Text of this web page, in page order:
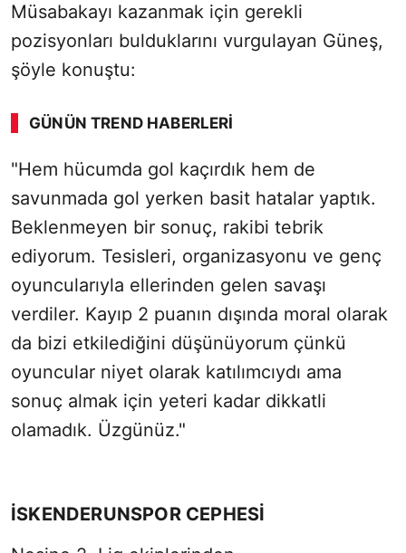
Müsabakayı kazanmak için gerekli
pozisyonları bulduklarını vurgulayan Güneş,
şöyle konuştu:
GÜNÜN TREND HABERLERI
00:02 / 09:08
"Hem hücumda gol kaçırdık hem de
savunmada gol yerken basit hatalar yaptık.
Beklenmeyen bir sonuç, rakibi tebrik
ediyorum. Tesisleri, organizasyonu ve genç
oyuncularıyla ellerinden gelen savaşı
verdiler. Kayıp 2 puanın dışında moral olarak
da bizi etkilediğini düşünüyorum çünkü
oyuncular niyet olarak katılımcıydı ama
sonuç almak için yeteri kadar dikkatli
olamadık. Üzgünüz."
İSKENDERUNSPOR CEPHESI